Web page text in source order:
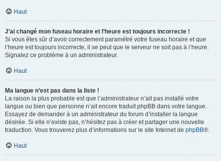
Haut
J’ai changé mon fuseau horaire et l’heure est toujours incorrecte !
Si vous êtes sûr d’avoir correctement paramétré votre fuseau horaire et que
l’heure est toujours incorrecte, il se peut que le serveur ne soit pas à l’heure.
Signalez ce problème à un administrateur.
Haut
Ma langue n’est pas dans la liste !
La raison la plus probable est que l’administrateur n’ait pas installé votre
langue ou bien que personne n’ait encore traduit phpBB dans votre langue.
Essayez de demander à un administrateur du forum d’installer la langue
désirée. Si elle n’existe pas, n’hésitez pas à créer et partager une nouvelle
traduction. Vous trouverez plus d’informations sur le site Internet de phpBB®.
Haut